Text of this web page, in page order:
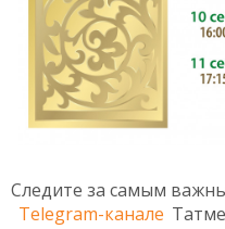
Следите за самым
Telegram-канале